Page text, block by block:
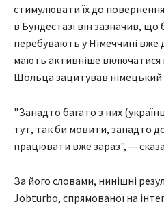
стимулювати їх до
в Бундестазі він зазначив, що
перебувають у Німеччині вже
мають активніше включатися
Шольца зацитував німецький
"Занадто багато з них
тут, так би мовити, занадто
працювати вже зараз", —
За його словами, нинішні
Jobturbo, спрямованої на